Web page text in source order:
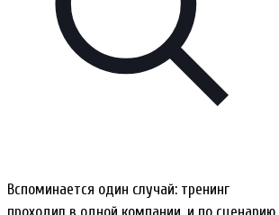
Вспоминается один случай: тренинг